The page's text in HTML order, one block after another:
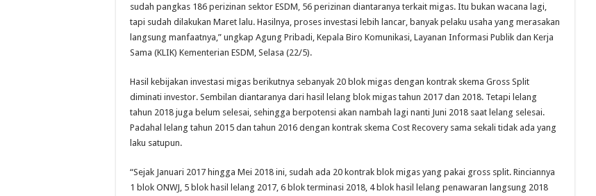
sudah pangkas 186 perizinan sektor ESDM, 56 perizinan diantaranya terkait migas. Itu bukan wacana lagi,
tapi sudah dilakukan Maret lalu. Hasilnya, proses investasi lebih lancar, banyak pelaku usaha yang merasakan
langsung manfaatnya,” ungkap Agung Pribadi, Kepala Biro Komunikasi, Layanan Informasi Publik dan Kerja
Sama (KLIK) Kementerian ESDM, Selasa (22/5).
Hasil kebijakan investasi migas berikutnya sebanyak 20 blok migas dengan kontrak skema Gross Split
diminati investor. Sembilan diantaranya dari hasil lelang blok migas tahun 2017 dan 2018. Tetapi lelang
tahun 2018 juga belum selesai, sehingga berpotensi akan nambah lagi nanti Juni 2018 saat lelang selesai.
Padahal lelang tahun 2015 dan tahun 2016 dengan kontrak skema Cost Recovery sama sekali tidak ada yang
laku satupun.
“Sejak Januari 2017 hingga Mei 2018 ini, sudah ada 20 kontrak blok migas yang pakai gross split. Rinciannya
1 blok ONWJ, 5 blok hasil lelang 2017, 6 blok terminasi 2018, 4 blok hasil lelang penawaran langsung 2018